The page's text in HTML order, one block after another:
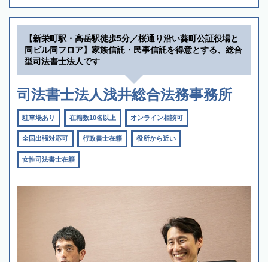
【新栄町駅・高岳駅徒歩5分／桜通り沿い葵町公証役場と
同ビル同フロア】家族信託・民事信託を得意とする、総合
型司法書士法人です
司法書士法人浅井総合法務事務所
駐車場あり 在籍数10名以上 オンライン相談可
全国出張対応可 行政書士在籍 役所から近い
女性司法書士在籍